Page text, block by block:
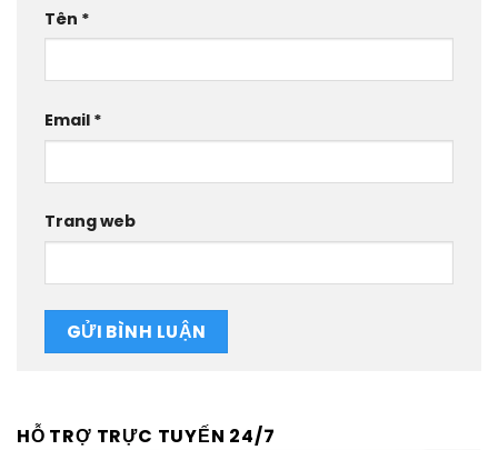
Tên *
Email *
Trang web
HỖ TRỢ TRỰC TUYẾN 24/7